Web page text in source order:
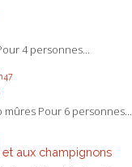
4 personnes...
Pour 6 personnes...
aux champignons